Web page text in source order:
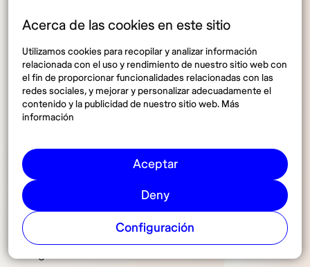
Acerca de las cookies en este sitio
Utilizamos cookies para recopilar y analizar información
relacionada con el uso y rendimiento de nuestro sitio web con
el fin de proporcionar funcionalidades relacionadas con las
redes sociales, y mejorar y personalizar adecuadamente el
contenido y la publicidad de nuestro sitio web. Más
información
Aceptar
Deny
Configuración
Pasos para solicitar la
«Cuenta Bancaria Básica» en
Si has sido rechazado por varios bancos, sigue estos
pasos para acceder a una cuenta básica:
Solicita una carta de rechazodel banco que haya